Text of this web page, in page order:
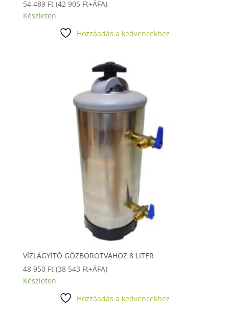
54 489 Ft (42 905 Ft+ÁFA)
Készleten
Hozzáadás a kedvencekhez
VÍZLÁGYÍTÓ GŐZBOROTVÁHOZ 8 LITER
48 950 Ft (38 543 Ft+ÁFA)
Készleten
Hozzáadás a kedvencekhez